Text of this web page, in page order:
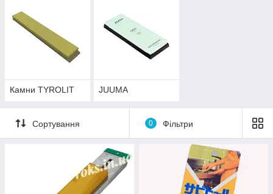
Камни TYROLIT JUUMA
Сортування 0 Фільтри